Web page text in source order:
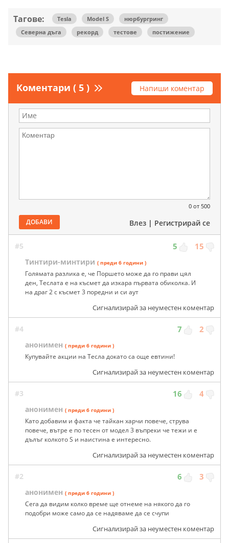
Тагове: Tesla Model S
нюрбургринг
Северна дъга
рекорд тестове постижение
Коментари ( 5 ) Напиши коментар
0 от 500
ДОБАВИ Влез | Регистрирай се
#5 5 15
Тинтири-минтири ( преди 6 години )
Голямата разлика е, че Поршето може да го прави цял
ден, Теслата е на късмет да изкара първата обиколка. И
на драг 2 с късмет 3 поредни и си аут
Сигнализирай за неуместен коментар
#4 7 2
анонимен ( преди 6 години )
Купувайте акции на Тесла докато са още евтини!
Сигнализирай за неуместен коментар
#3 16 4
анонимен ( преди 6 години )
Като добавим и факта че тайкан харчи повече, струва
повече, вътре е по тесен от модел 3 въпреки че тежи и е
дълъг колкото S и наистина е интересно.
Сигнализирай за неуместен коментар
#2 6 3
анонимен ( преди 6 години )
Сега да видим колко време ще отнеме на някого да го
подобри може само да се надяваме да се счупи
Сигнализирай за неуместен коментар